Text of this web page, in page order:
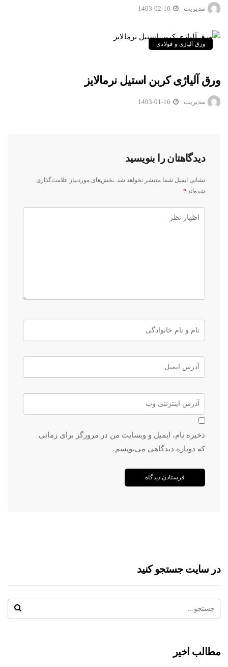
مدیریت 1403-02-10
ورق آلیاژی و فولادی
ورق آلیاژی کربن استیل نرمالایز
مدیریت 1403-01-16
دیدگاهتان را بنویسید
نشانی ایمیل شما منتشر نخواهد شد. بخش‌های موردنیاز علامت‌گذاری
شده‌اند *
ذخیره نام، ایمیل و وبسایت من در مرورگر برای زمانی
که دوباره دیدگاهی می‌نویسم.
در سایت جستجو کنید
مطالب اخیر